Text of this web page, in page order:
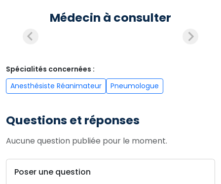
Médecin à consulter
Spécialités concernées :
Anesthésiste Réanimateur
Pneumologue
Questions et réponses
Aucune question publiée pour le moment.
Poser une question